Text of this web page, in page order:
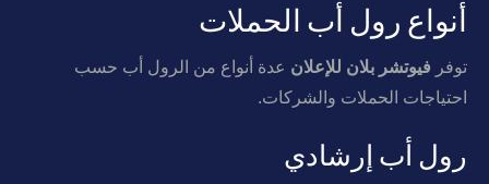
أنواع رول أب الحملات
توفر فيوتشر بلان للإعلان عدة أنواع من الرول أب حسب
احتياجات الحملات والشركات.
رول أب إرشادي